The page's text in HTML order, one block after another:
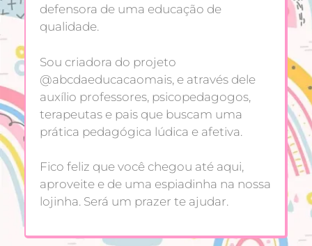
defensora de uma educação de
qualidade.
Sou criadora do projeto
@abcdaeducacaomais, e através dele
auxílio professores, psicopedagogos,
terapeutas e pais que buscam uma
prática pedagógica lúdica e afetiva.
Fico feliz que você chegou até aqui,
aproveite e de uma espiadinha na nossa
lojinha. Será um prazer te ajudar.